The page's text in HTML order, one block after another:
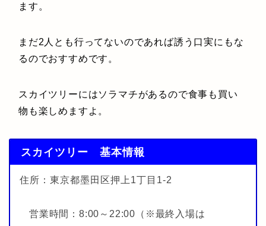
ます。
まだ2人とも行ってないのであれば誘う口実にもな
るのでおすすめです。
スカイツリーにはソラマチがあるので食事も買い
物も楽しめますよ。
スカイツリー 基本情報
住所：東京都墨田区押上1丁目1-2
営業時間：8:00～22:00（※最終入場は